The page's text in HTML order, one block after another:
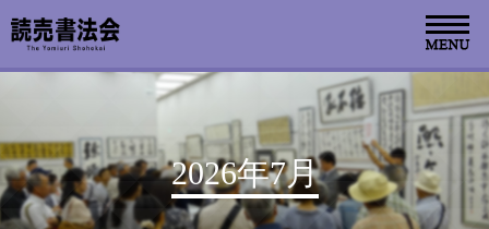
2026年7月
お知らせ
読売書法会について